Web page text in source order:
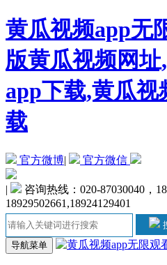
黄瓜视频app无
版黄瓜视频网
app下载,黄瓜
载
官方微博| 官方微信
|
咨询热线：020-87030040，
18929502661,18924129401
导航菜单